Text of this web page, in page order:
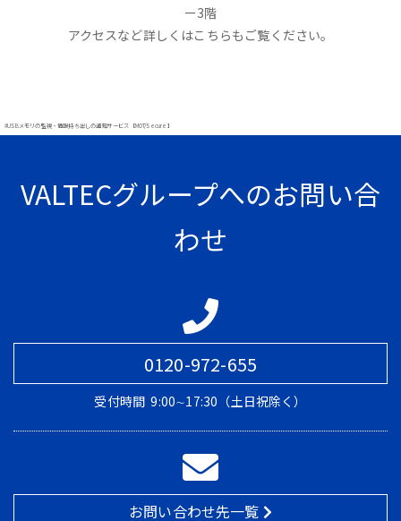
ー3階
アクセスなど詳しくはこちらもご覧ください。
#USBメモリの監視・情報持ち出しの通知サービス【MOT/Secure】
VALTECグループへのお問い合
わせ
0120-972-655
受付時間 9:00∼17:30（土日祝除く）
お問い合わせ先一覧